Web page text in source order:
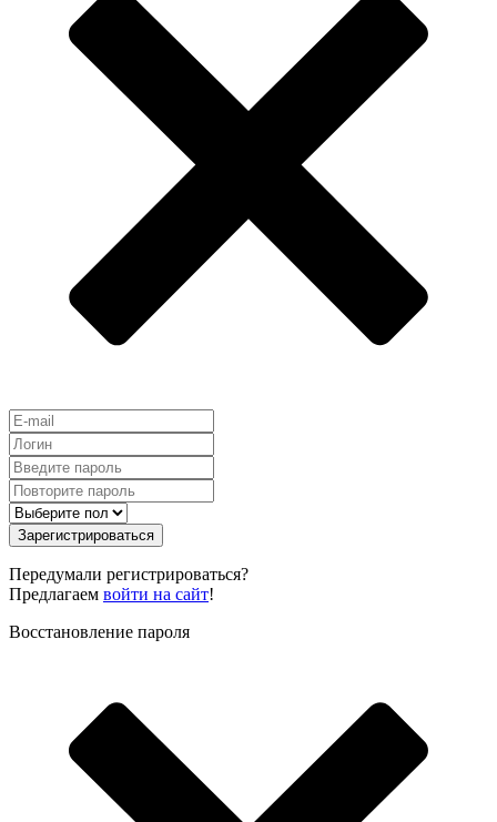
Зарегистрироваться
Передумали регистрироваться?
Предлагаем войти на сайт!
Восстановление пароля